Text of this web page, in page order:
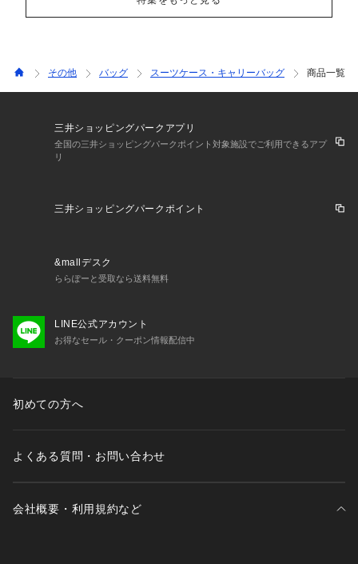
その他 バッグ スーツケース・キャリーバッグ 商品一覧
三井ショッピングパークアプリ
全国の三井ショッピングパークポイント対象施設でご利用できるアプ
リ
三井ショッピングパークポイント
&mallデスク
ららぽーと受取なら送料無料
LINE公式アカウント
お得なセール・クーポン情報配信中
初めての方へ
よくある質問・お問い合わせ
会社概要・利用規約など